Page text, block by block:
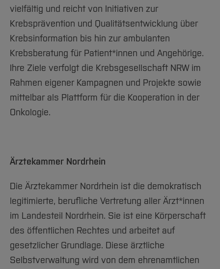
vielfältig und reicht von Initiativen zur
Krebsprävention und Qualitätsentwicklung über
Krebsinformation bis hin zur ambulanten
Krebsberatung für Patient*innen und Angehörige.
Ihre Ziele verfolgt die Krebsgesellschaft NRW im
Rahmen eigener Kampagnen und Projekte sowie
mittelbar als Plattform für die Kooperation in der
Onkologie.
Ärztekammer Nordrhein
Die Ärztekammer Nordrhein ist die demokratisch
legitimierte, berufliche Vertretung aller Ärzt*innen
im Landesteil Nordrhein. Sie ist eine Körperschaft
des öffentlichen Rechtes und arbeitet auf
gesetzlicher Grundlage. Diese ärztliche
Selbstverwaltung wird von dem ehrenamtlichen